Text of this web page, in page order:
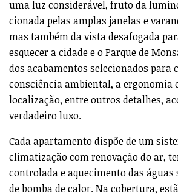
pautada por espaços verdes que
mais inspirador.
Com tipologias de T1 a T4, os
uma luz considerável, fruto da
cionada pelas amplas janelas e
mas também da vista desafogada
esquecer a cidade e o Parque de
consciência ambiental, a ergonomia
localização, entre outros detalhes,
verdadeiro luxo.